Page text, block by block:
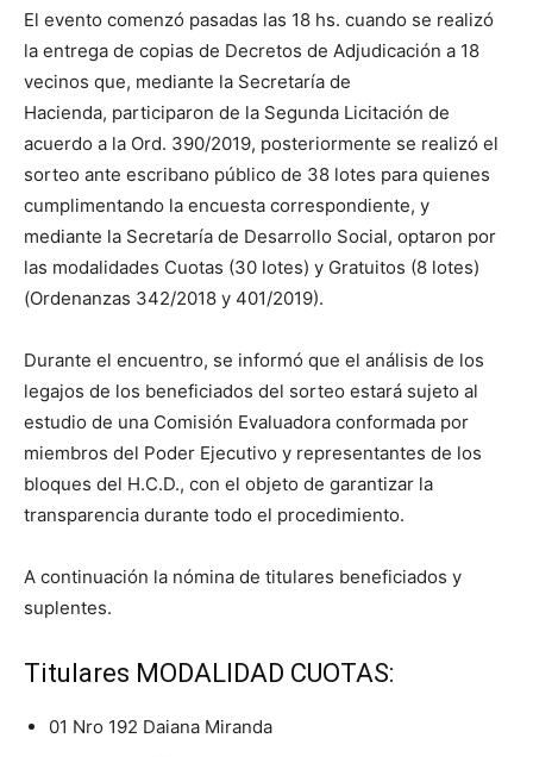
El evento comenzó pasadas las 18 hs. cuando se realizó
la entrega de copias de Decretos de Adjudicación a 18
vecinos que, mediante la Secretaría de
Hacienda, participaron de la Segunda Licitación de
acuerdo a la Ord. 390/2019, posteriormente se realizó el
sorteo ante escribano público de 38 lotes para quienes
cumplimentando la encuesta correspondiente, y
mediante la Secretaría de Desarrollo Social, optaron por
las modalidades Cuotas (30 lotes) y Gratuitos (8 lotes)
(Ordenanzas 342/2018 y 401/2019).
Durante el encuentro, se informó que el análisis de los
legajos de los beneficiados del sorteo estará sujeto al
estudio de una Comisión Evaluadora conformada por
miembros del Poder Ejecutivo y representantes de los
bloques del H.C.D., con el objeto de garantizar la
transparencia durante todo el procedimiento.
A continuación la nómina de titulares beneficiados y
suplentes.
Titulares MODALIDAD CUOTAS:
01 Nro 192 Daiana Miranda